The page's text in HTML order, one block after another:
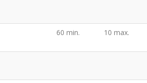
60 min. 10 max.